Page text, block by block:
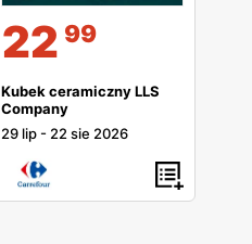
22 99
Kubek ceramiczny LLS
Company
29 lip - 22 sie 2026